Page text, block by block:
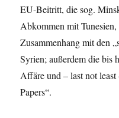
EU-Beitritt, die sog.
Abkommen mit
Zusammenhang mit den
Syrien; außerdem die bis
Affäre und – last not least
Papers“.